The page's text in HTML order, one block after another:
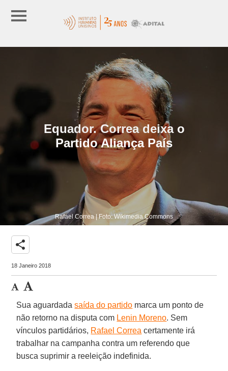
Equador. Correa deixa o
Partido Aliança País
Rafael Correa | Foto: Wikimedia Commons
share
18 Janeiro 2018
Sua aguardadasaída do partido marca um ponto de
não retorno na disputa com Lenin Moreno. Sem
vínculos partidários, Rafael Correa certamente irá
trabalhar na campanha contra um referendo que
busca suprimir a reeleição indefinida.